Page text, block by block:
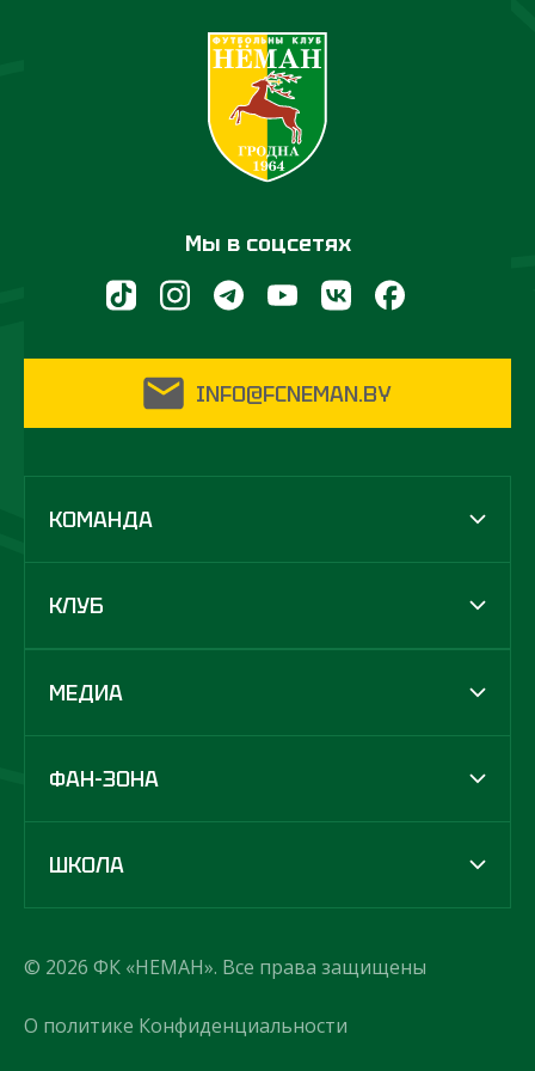
Мы в соцсетях
INFO@FCNEMAN.BY
КОМАНДА
КЛУБ
МЕДИА
ФАН-ЗОНА
ШКОЛА
© 2026 ФК «НЕМАН». Все права защищены
О политике Конфиденциальности